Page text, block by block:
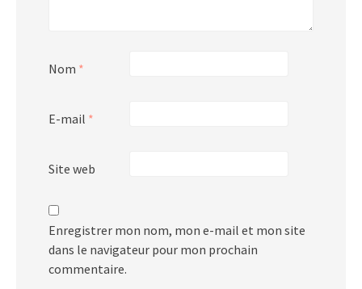
Nom *
E-mail *
Site web
Enregistrer mon nom, mon e-mail et mon site
dans le navigateur pour mon prochain
commentaire.